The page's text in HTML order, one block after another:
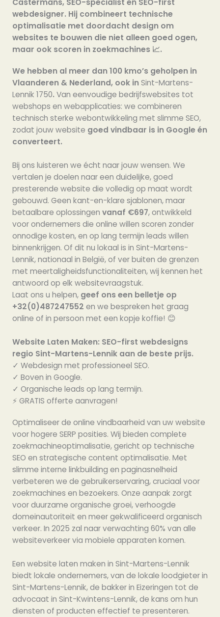
webdesigner. Hij combineert technische
optimalisatie met doordacht design om
websites te bouwen die niet alleen goed ogen,
maar ook scoren in zoekmachines 📈.
We hebben al meer dan 100 kmo’s geholpen in
Vlaanderen & Nederland, ook inSint-Martens-
Lennik 1750. Van eenvoudige bedrijfswebsites tot
webshops en webapplicaties: we combineren
technisch sterke webontwikkeling met slimme SEO,
zodat jouw website goed vindbaar is in Google én
converteert.
Bij ons luisteren we écht naar jouw wensen. We
vertalen je doelen naar een duidelijke, goed
presterende website die volledig op maat wordt
gebouwd. Geen kant-en-klare sjablonen, maar
betaalbare oplossingen vanaf €697, ontwikkeld
voor ondernemers die online willen scoren zonder
onnodige kosten, en op lang termijn leads willen
binnenkrijgen. Of dit nu lokaal is in Sint-Martens-
Lennik, nationaal in België, of ver buiten de grenzen
met meertaligheidsfunctionaliteiten, wij kennen het
antwoord op elk websitevraagstuk.
Laat ons u helpen, geef ons een belletje op
+32(0)487247552 en we bespreken het graag
online of in persoon met een kopje koffie! 😊
Website Laten Maken: SEO-first webdesigns
regio Sint-Martens-Lennik aan de beste prijs.
✓ Webdesign met professioneel SEO.
✓ Boven in Google.
✓ Organische leads op lang termijn.
⚡️ GRATIS offerte aanvragen!
Optimaliseer de online vindbaarheid van uw website
voor hogere SERP posities. Wij bieden complete
zoekmachineoptimalisatie, gericht op technische
SEO en strategische content optimalisatie. Met
slimme interne linkbuilding en paginasnelheid
verbeteren we de gebruikerservaring, cruciaal voor
zoekmachines en bezoekers. Onze aanpak zorgt
voor duurzame organische groei, verhoogde
domeinautoriteit en meer gekwalificeerd organisch
verkeer. In 2025 zal naar verwachting 60% van alle
websiteverkeer via mobiele apparaten komen.
Een website laten maken in Sint-Martens-Lennik
biedt lokale ondernemers, van de lokale loodgieter in
Sint-Martens-Lennik, de bakker in Eizeringen tot de
advocaat in Sint-Kwintens-Lennik, de kans om hun
diensten of producten effectief te presenteren.